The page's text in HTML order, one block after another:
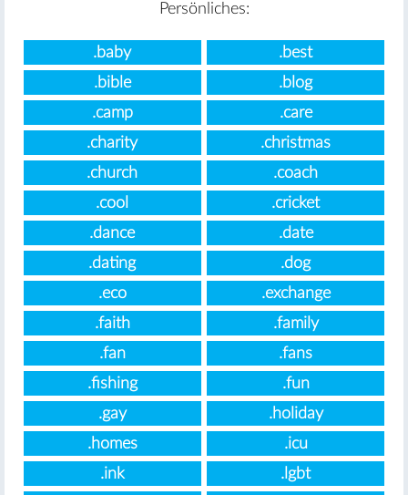
Persönliches:
.baby
.best
.bible
.blog
.camp
.care
.charity
.christmas
.church
.coach
.cool
.cricket
.dance
.date
.dating
.dog
.eco
.exchange
.faith
.family
.fan
.fans
.fishing
.fun
.gay
.holiday
.homes
.icu
.ink
.lgbt